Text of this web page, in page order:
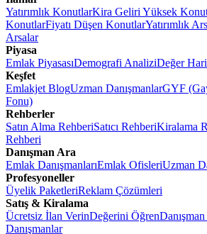
Yatırımlık KonutlarKira Geliri Yüksek
KonutlarFiyatı Düşen KonutlarYatırımlık
Arsalar
Piyasa
Emlak PiyasasıDemografi AnaliziDeğer
Keşfet
Emlakjet BlogUzman DanışmanlarGYF
Fonu)
Rehberler
Satın Alma RehberiSatıcı RehberiKiralama
Rehberi
Danışman Ara
Emlak DanışmanlarıEmlak OfisleriUzman
Profesyoneller
Üyelik PaketleriReklam Çözümleri
Satış & Kiralama
Ücretsiz İlan VerinDeğerini Öğren
Danışmanlar